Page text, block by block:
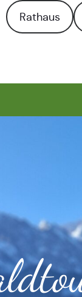
Rathaus